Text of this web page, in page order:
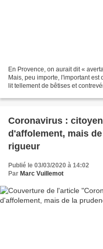
En Provence, on aurait dit «
Mais, peu importe, l'important est
lit tellement de bêtises et
Coronavirus :
d'affolement, mais
rigueur
Publié le 03/03/2020 à 14:02
Par Marc Vuillemot